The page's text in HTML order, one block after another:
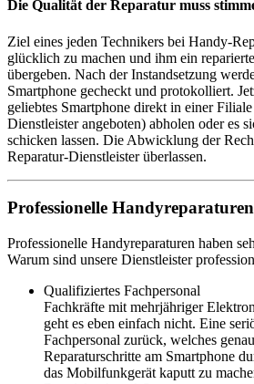
Die Qualität der Reparatur muss
Ziel eines jeden Technikers bei Handy-
glücklich zu machen und ihm ein
übergeben. Nach der Instandsetzung
Smartphone gecheckt und protokolliert.
geliebtes Smartphone direkt in einer
Dienstleister angeboten) abholen oder es
schicken lassen. Die Abwicklung der
Reparatur-Dienstleister überlassen.
Professionelle
Professionelle Handyreparaturen haben
Warum sind unsere Dienstleister
Qualifiziertes Fachpersonal
Fachkräfte mit mehrjähriger
geht es eben einfach nicht. Eine
Fachpersonal zurück, welches
Reparaturschritte am Smartphone
das Mobilfunkgerät kaputt zu